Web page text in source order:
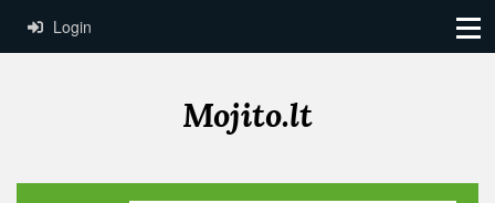
Login
Mojito.lt